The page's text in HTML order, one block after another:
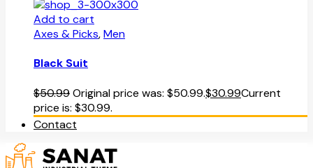
Add to cart
Axes & Picks,Men
Black Suit
$50.99Original price was: $50.99.$30.99Current
price is: $30.99.
Contact